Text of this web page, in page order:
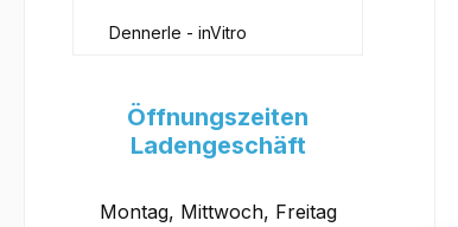
Dennerle - inVitro
Öffnungszeiten
Ladengeschäft
Montag, Mittwoch, Freitag